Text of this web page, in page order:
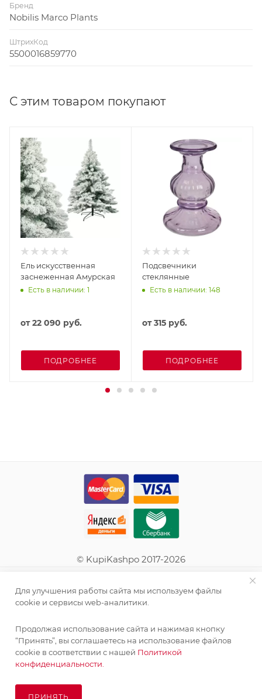
Бренд
Nobilis Marco Plants
ШтрихКод
5500016859770
С этим товаром покупают
Ель искусственная
заснеженная Амурская
Есть в наличии: 1
от22 090 руб.
ПОДРОБНЕЕ
Подсвечники
стеклянные
Есть в наличии: 148
от315 руб.
ПОДРОБНЕЕ
© KupiKashpo 2017-2026
ПОМОЩЬ
ПОДПИСАТЬСЯ НА РАССЫЛКУ
Для улучшения работы сайта мы используем файлы
cookie и сервисы web-аналитики.
Продолжая использование сайта и нажимая кнопку
“Принять”, вы соглашаетесь на использование файлов
cookie в соответствии с нашей Политикой
конфиденциальности.
ПРИНЯТЬ